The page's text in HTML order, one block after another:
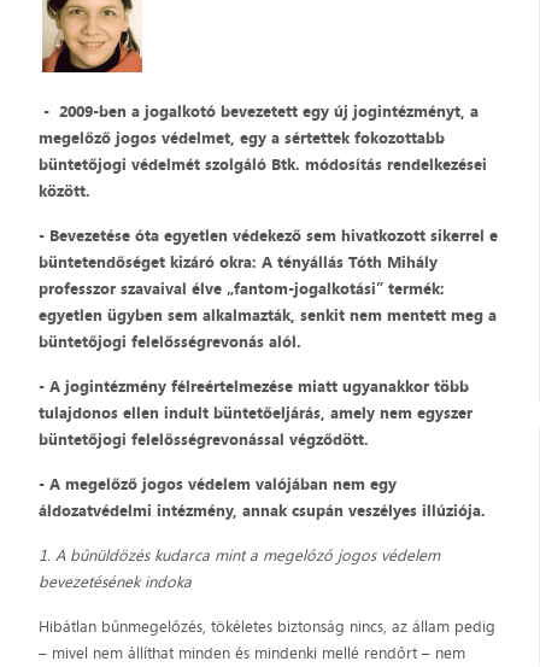
- 2009-ben a jogalkotó bevezetett egy új jogintézményt, a
megelőző jogos védelmet, egy a sértettek fokozottabb
büntetőjogi védelmét szolgáló Btk. módosítás rendelkezései
között.
- Bevezetése óta egyetlen védekező sem hivatkozott sikerrel e
büntetendőséget kizáró okra: A tényállás Tóth Mihály
professzor szavaival élve „fantom-jogalkotási” termék:
egyetlen ügyben sem alkalmazták, senkit nem mentett meg a
büntetőjogi felelősségrevonás alól.
- A jogintézmény félreértelmezése miatt ugyanakkor több
tulajdonos ellen indult büntetőeljárás, amely nem egyszer
büntetőjogi felelősségrevonással végződött.
- A megelőző jogos védelem valójában nem egy
áldozatvédelmi intézmény, annak csupán veszélyes illúziója.
1. A bűnüldözés kudarca mint a megelőző jogos védelem
bevezetésének indoka
Hibátlan bűnmegelőzés, tökéletes biztonság nincs, az állam pedig
– mivel nem állíthat minden és mindenki mellé rendőrt – nem